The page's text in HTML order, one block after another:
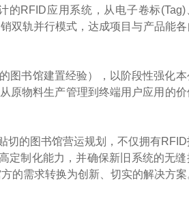
的RFID应用系统，从电子卷标(Tag)
双轨并行模式，达成项目与产品能各
图书馆建置经验），以阶段性强化
原物料生产管理到终端用户应用的
切的图书馆营运规划，不仅拥有RFID
制化能力，并确保新旧系统的无缝
的需求转换为创新、切实的解决方案